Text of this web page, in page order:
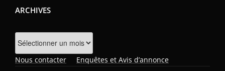
ARCHIVES
Archives
Nous contacter Enquêtes et Avis d’annonce